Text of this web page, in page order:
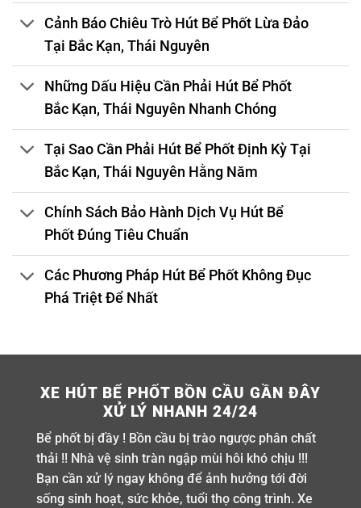
Cảnh Báo Chiêu Trò Hút Bể Phốt Lừa Đảo
Tại Bắc Kạn, Thái Nguyên
Những Dấu Hiệu Cần Phải Hút Bể Phốt
Bắc Kạn, Thái Nguyên Nhanh Chóng
Tại Sao Cần Phải Hút Bể Phốt Định Kỳ Tại
Bắc Kạn, Thái Nguyên Hằng Năm
Chính Sách Bảo Hành Dịch Vụ Hút Bể
Phốt Đúng Tiêu Chuẩn
Các Phương Pháp Hút Bể Phốt Không Đục
Phá Triệt Để Nhất
XE HÚT BỂ PHỐT BỒN CẦU GẦN ĐÂY
XỬ LÝ NHANH 24/24
Bể phốt bị đầy ! Bồn cầu bị trào ngược phân chất
thải !! Nhà vệ sinh tràn ngập mùi hôi khó chịu !!!
Bạn cần xử lý ngay không để ảnh hưởng tới đời
sống sinh hoạt, sức khỏe, tuổi thọ công trình. Xe